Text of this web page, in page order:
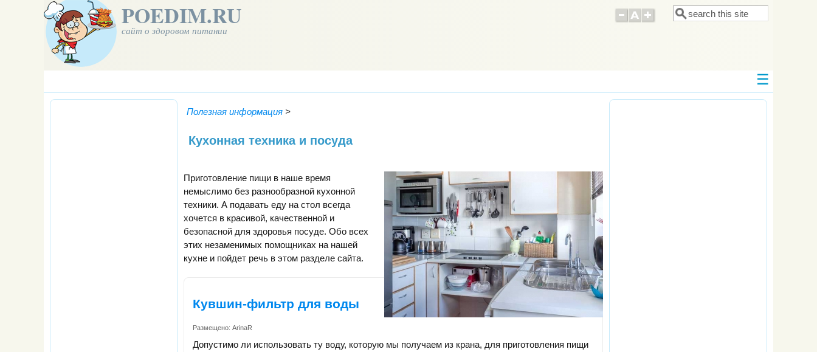
POEDIM.RU
сайт о здоровом питании
Форма поиска
Поиск
Полезная информация >
Кухонная техника и посуда
Приготовление пищи в наше время
немыслимо без разнообразной кухонной
техники. А подавать еду на стол всегда
хочется в красивой, качественной и
безопасной для здоровья посуде. Обо всех
этих незаменимых помощниках на нашей
кухне и пойдет речь в этом разделе сайта.
Кувшин-фильтр для воды
Размещено: ArinaR
Допустимо ли использовать ту воду, которую мы получаем из крана, для приготовления пищи